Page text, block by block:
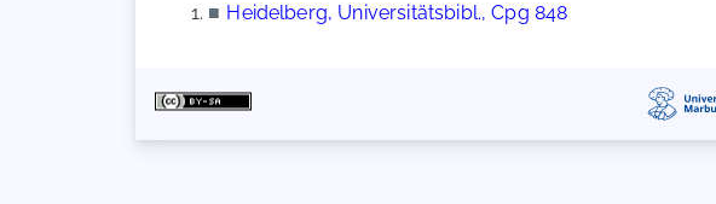
■ Heidelberg, Universitätsbibl., Cpg 848